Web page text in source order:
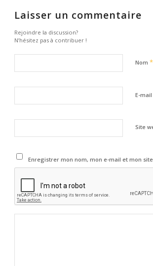
Laisser un commentaire
Rejoindre la discussion?
N’hésitez pas à contribuer !
Nom *
E-mail
Site
Enregistrer mon nom, mon e-mail et mon